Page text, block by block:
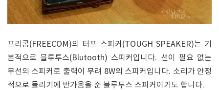
프리콤(FREECOM)의 터프 스피커(TOUGH SPEAKER)는 기
본적으로 블루투스(Blutooth) 스피커입니다. 선이 필요 없는
무선의 스피커로 출력이 무려 8W의 스피커입니다. 소리가 안정
적으로 들리기에 반가움을 준 블루투스 스피커이기도 합니다.